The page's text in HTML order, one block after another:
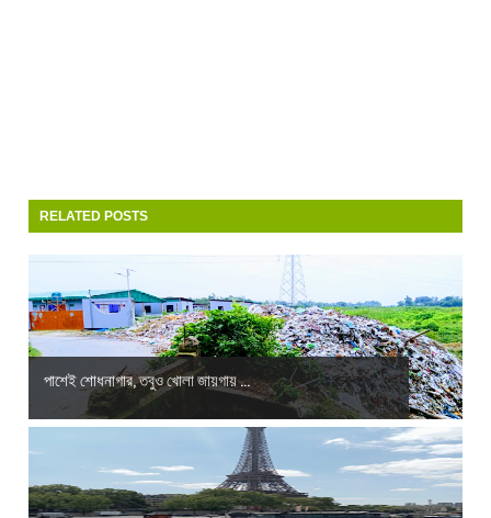
RELATED POSTS
পাশেই শোধনাগার, তবুও খোলা জায়গায় ...